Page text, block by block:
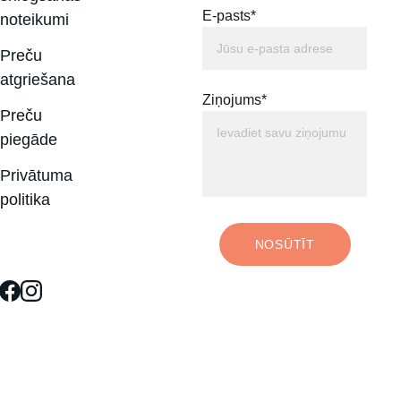
E-pasts*
Ziņojums*
NOSŪTĪT
noteikumi
Preču
atgriešana
Preču
piegāde
Privātuma
politika